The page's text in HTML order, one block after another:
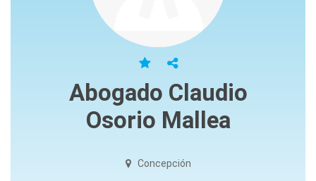
Abogado Claudio
Osorio Mallea
Concepción